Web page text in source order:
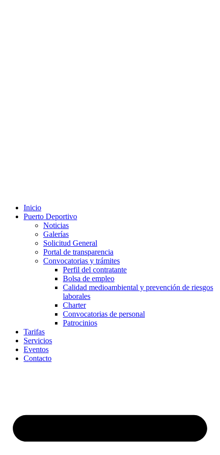
Inicio
Puerto Deportivo
Noticias
Galerías
Solicitud General
Portal de transparencia
Convocatorias y trámites
Perfil del contratante
Bolsa de empleo
Calidad medioambiental y prevención de riesgos
laborales
Charter
Convocatorias de personal
Patrocinios
Tarifas
Servicios
Eventos
Contacto